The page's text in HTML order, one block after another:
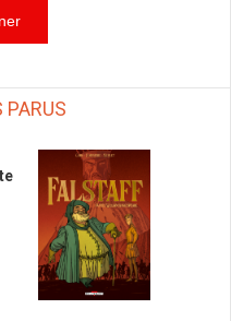
PARUS